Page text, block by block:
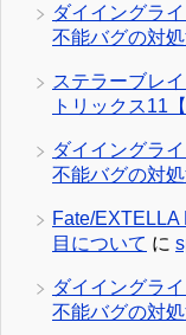
ダイイングラ
不能バグの対処
ステラーブレ
トリックス11
ダイイングラ
不能バグの対処
Fate/EXTELLA
目について に
ダイイングラ
不能バグの対処